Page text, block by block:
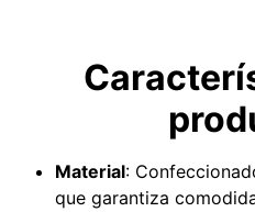
Material:
que garantiza